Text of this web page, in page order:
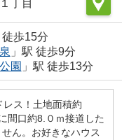
丁目
徒歩15分
」駅 徒歩9分
園 」駅 徒歩13分
ス！土地面積約
間口約8.０ｍ接道した
ん。お好きなハウス